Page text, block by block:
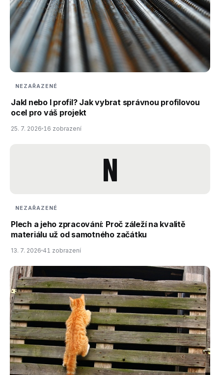
NEZAŘAZENÉ
Jakl nebo I profil? Jak vybrat správnou profilovou
ocel pro váš projekt
25. 7. 2026 16 zobrazení
N
NEZAŘAZENÉ
Plech a jeho zpracování: Proč záleží na kvalitě
materiálu už od samotného začátku
13. 7. 2026 41 zobrazení